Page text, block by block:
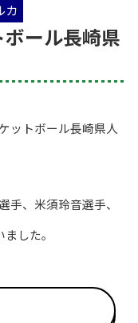
カ
ール長崎県
ットボール長崎県人
、米須玲音選手、
した。